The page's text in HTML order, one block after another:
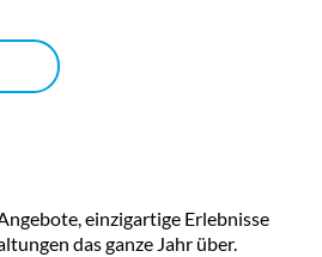
einzigartige Erlebnisse
das ganze Jahr über.